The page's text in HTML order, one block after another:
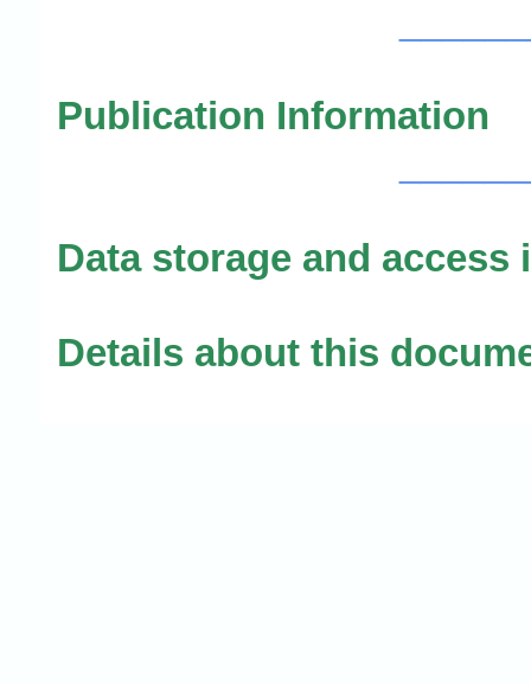
Publication Information
Data storage and access
Details about this